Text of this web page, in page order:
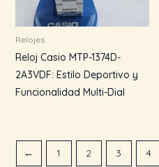
Relojes
Reloj Casio MTP-1374D-
2A3VDF: Estilo Deportivo y
Funcionalidad Multi-Dial
← 1 2 3 4